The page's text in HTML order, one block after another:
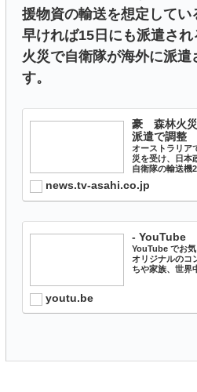
援物資の輸送を想定してい
早ければ15日にも派遣さ
火災で自衛隊が海外に派
す。
豪 森林火災
派遣で調整
オーストラリア
災を受け、日本
自衛隊の輸送機
員として、航空
を現地に派遣し
news.tv-asahi.co.jp
- YouTube
YouTube でお気
オリジナルのコ
ちや家族、世界
youtu.be